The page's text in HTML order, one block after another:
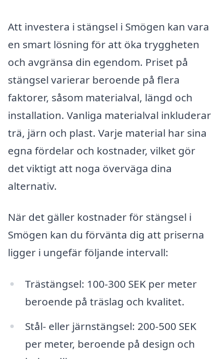
Att investera i stängsel i Smögen kan vara
en smart lösning för att öka tryggheten
och avgränsa din egendom. Priset på
stängsel varierar beroende på flera
faktorer, såsom materialval, längd och
installation. Vanliga materialval inkluderar
trä, järn och plast. Varje material har sina
egna fördelar och kostnader, vilket gör
det viktigt att noga överväga dina
alternativ.
När det gäller kostnader för stängsel i
Smögen kan du förvänta dig att priserna
ligger i ungefär följande intervall:
Trästängsel: 100-300 SEK per meter
beroende på träslag och kvalitet.
Stål- eller järnstängsel: 200-500 SEK
per meter, beroende på design och